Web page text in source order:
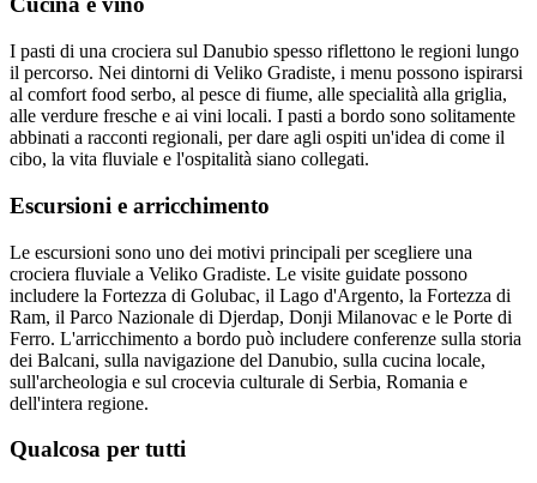
I pasti di una crociera sul Danubio spesso riflettono le regioni lungo
il percorso. Nei dintorni di Veliko Gradiste, i menu possono ispirarsi
al comfort food serbo, al pesce di fiume, alle specialità alla griglia,
alle verdure fresche e ai vini locali. I pasti a bordo sono solitamente
abbinati a racconti regionali, per dare agli ospiti un'idea di come il
cibo, la vita fluviale e l'ospitalità siano collegati.
Escursioni e arricchimento
Le escursioni sono uno dei motivi principali per scegliere una
crociera fluviale a Veliko Gradiste. Le visite guidate possono
includere la Fortezza di Golubac, il Lago d'Argento, la Fortezza di
Ram, il Parco Nazionale di Djerdap, Donji Milanovac e le Porte di
Ferro. L'arricchimento a bordo può includere conferenze sulla storia
dei Balcani, sulla navigazione del Danubio, sulla cucina locale,
sull'archeologia e sul crocevia culturale di Serbia, Romania e
dell'intera regione.
Qualcosa per tutti